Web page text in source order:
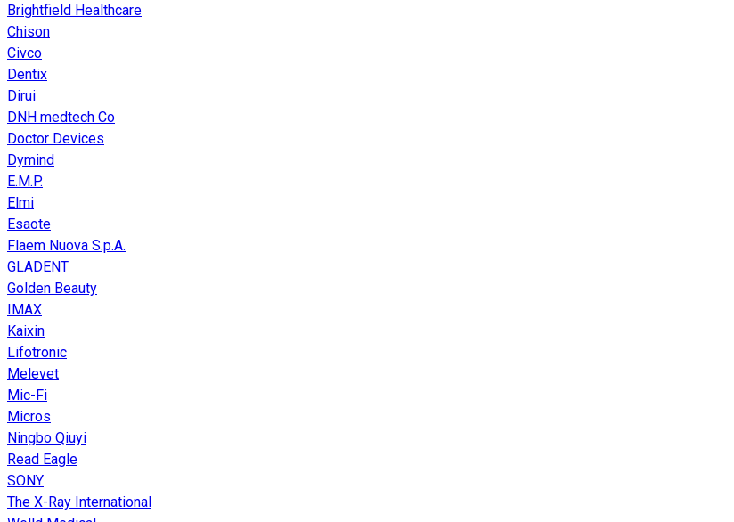
Brightfield Healthcare
Chison
Civco
Dentix
Dirui
DNH medtech Co
Doctor Devices
Dymind
E.M.P.
Elmi
Esaote
Flaem Nuova S.p.A.
GLADENT
Golden Beauty
IMAX
Kaixin
Lifotronic
Melevet
Mic-Fi
Micros
Ningbo Qiuyi
Read Eagle
SONY
The X-Ray International